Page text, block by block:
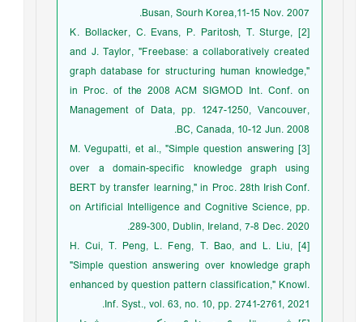
Busan, Sourh Korea,11-15 Nov. 2007.
[2] K. Bollacker, C. Evans, P. Paritosh, T. Sturge,
and J. Taylor, "Freebase: a collaboratively created
graph database for structuring human knowledge,"
in Proc. of the 2008 ACM SIGMOD Int. Conf. on
Management of Data, pp. 1247-1250, Vancouver,
BC, Canada, 10-12 Jun. 2008.
[3] M. Vegupatti, et al., "Simple question answering
over a domain-specific knowledge graph using
BERT by transfer learning," in Proc. 28th Irish Conf.
on Artificial Intelligence and Cognitive Science, pp.
289-300, Dublin, Ireland, 7-8 Dec. 2020.
[4] H. Cui, T. Peng, L. Feng, T. Bao, and L. Liu,
"Simple question answering over knowledge graph
enhanced by question pattern classification," Knowl.
Inf. Syst., vol. 63, no. 10, pp. 2741-2761, 2021.